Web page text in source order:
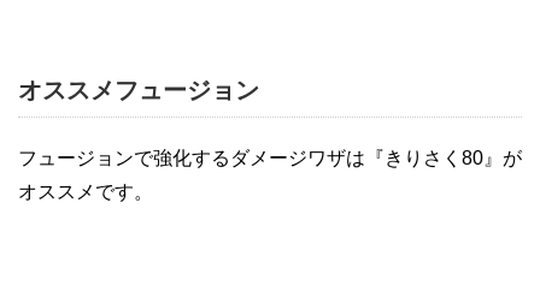
オススメフュージョン
フュージョンで強化するダメージワザは『きりさく80』が
オススメです。